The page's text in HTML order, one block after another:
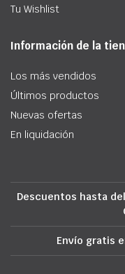
Tu Wishlist
Información de la
Los más vendidos
Últimos productos
Nuevas ofertas
En liquidación
Descuentos hasta
Envío gratis